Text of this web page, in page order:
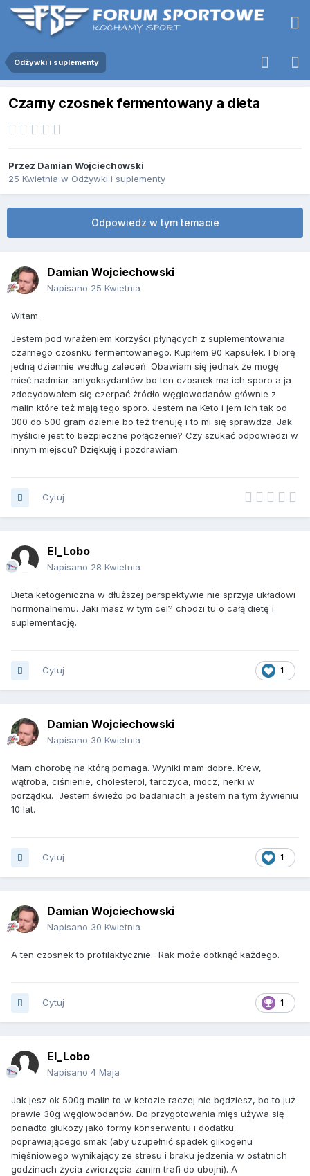
Odżywki i suplementy
Czarny czosnek fermentowany a dieta
Przez Damian Wojciechowski
25 Kwietnia w Odżywki i suplementy
Odpowiedz w tym temacie
Damian Wojciechowski
Napisano 25 Kwietnia
Witam.
Jestem pod wrażeniem korzyści płynących z suplementowania
czarnego czosnku fermentowanego. Kupiłem 90 kapsułek. I biorę
jedną dziennie według zaleceń. Obawiam się jednak że mogę
mieć nadmiar antyoksydantów bo ten czosnek ma ich sporo a ja
zdecydowałem się czerpać źródło węglowodanów głównie z
malin które też mają tego sporo. Jestem na Keto i jem ich tak od
300 do 500 gram dzienie bo też trenuję i to mi się sprawdza. Jak
myślicie jest to bezpieczne połączenie? Czy szukać odpowiedzi w
innym miejscu? Dziękuję i pozdrawiam.
Cytuj
El_Lobo
Napisano 28 Kwietnia
Dieta ketogeniczna w dłuższej perspektywie nie sprzyja układowi
hormonalnemu. Jaki masz w tym cel? chodzi tu o całą dietę i
suplementację.
1
Cytuj
Damian Wojciechowski
Napisano 30 Kwietnia
Mam chorobę na którą pomaga. Wyniki mam dobre. Krew,
wątroba, ciśnienie, cholesterol, tarczyca, mocz, nerki w
porządku. Jestem świeżo po badaniach a jestem na tym żywieniu
10 lat.
1
Cytuj
Damian Wojciechowski
Napisano 30 Kwietnia
A ten czosnek to profilaktycznie. Rak może dotknąć każdego.
1
Cytuj
El_Lobo
Napisano 4 Maja
Jak jesz ok 500g malin to w ketozie raczej nie będziesz, bo to już
prawie 30g węglowodanów. Do przygotowania mięs używa się
ponadto glukozy jako formy konserwantu i dodatku
poprawiającego smak (aby uzupełnić spadek glikogenu
mięśniowego wynikający ze stresu i braku jedzenia w ostatnich
godzinach życia zwierzęcia zanim trafi do ubojni). A